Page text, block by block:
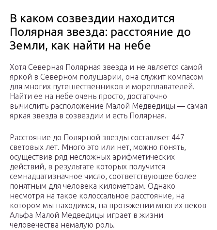
В каком созвездии находится
Полярная звезда: расстояние до
Земли, как найти на небе
Хотя Северная Полярная звезда и не является самой
яркой в Северном полушарии, она служит компасом
для многих путешественников и мореплавателей.
Найти ее на небе очень просто, достаточно
вычислить расположение Малой Медведицы — самая
яркая звезда в созвездии и есть Полярная.
Расстояние до Полярной звезды составляет 447
световых лет. Много это или нет, можно понять,
осуществив ряд несложных арифметических
действий, в результате которых получится
семнадцатизначное число, соответствующее более
понятным для человека километрам. Однако
несмотря на такое колоссальное расстояние, на
котором мы находимся, на протяжении многих веков
Альфа Малой Медведицы играет в жизни
человечества немалую роль.